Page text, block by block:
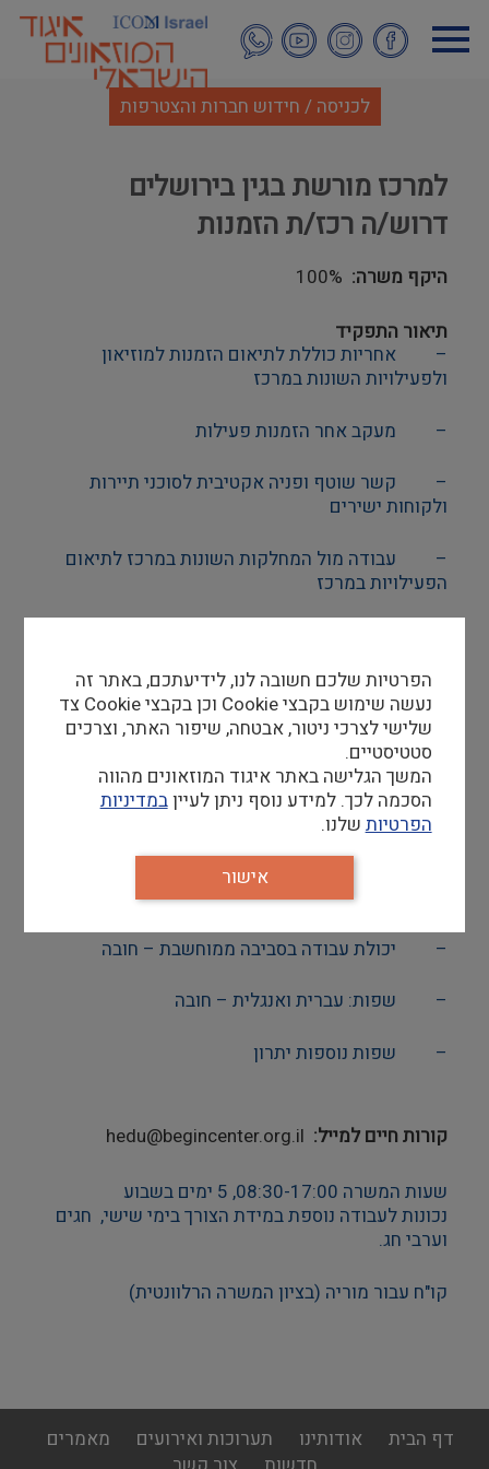
לתוכן
העיקרי
לכניסה / חידוש חברות והצטרפות
למרכז מורשת בגין בירושלים
דרוש/ה רכז/ת הזמנות
היקף משרה 100%
תיאור התפקיד
–
אחריות כוללת לתיאום הזמנות למוזיאון
ולפעילויות השונות במרכז
–
מעקב אחר הזמנות פעילות
–
קשר שוטף ופניה אקטיבית לסוכני תיירות
ולקוחות ישירים
–
עבודה מול המחלקות השונות במרכז לתיאום
הפעילויות במרכז
דרישות סף
שירותיות, אחריות, יכולת עבודה תחת לחץ
ניסיון בשרות לקוחות – יתרון
היכרות עם עולם התיירות והחינוך- יתרון
–
יכולת עבודה בסביבה ממוחשבת – חובה
–
שפות: עברית ואנגלית – חובה
–
שפות נוספות יתרון
קורות חיים למייל hedu@begincenter.org.il
שעות המשרה 08:30-17:00, 5 ימים בשבוע
נכונות לעבודה נוספת במידת הצורך בימי שישי, חגים
וערבי חג.
קו"ח עבור מוריה (בציון המשרה הרלוונטית)
footer
menu
דף הבית אודותינו תערוכות ואירועים
מאמרים
הפרטיות שלכם חשובה לנו, לידיעתכם, באתר זה
נעשה שימוש בקבצי Cookie וכן בקבצי Cookie צד
שלישי לצרכי ניטור, אבטחה, שיפור האתר, וצרכים
סטטיסטיים.
המשך הגלישה באתר איגוד המוזאונים מהווה
הסכמה לכך. למידע נוסף ניתן לעייןבמדיניות
הפרטיות שלנו.
אישור